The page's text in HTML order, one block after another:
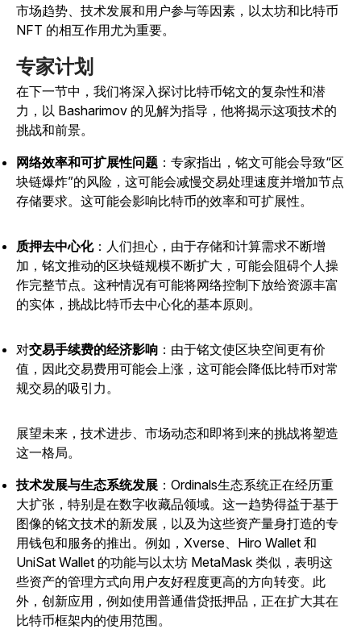
市场趋势、技术发展和用户参与等因素，以太坊和比特币
NFT 的相互作用尤为重要。
专家计划
在下一节中，我们将深入探讨比特币铭文的复杂性和潜
力，以 Basharimov 的见解为指导，他将揭示这项技术的
挑战和前景。
网络效率和可扩展性问题 ：专家指出，铭文可能会导致“区
块链爆炸”的风险，这可能会减慢交易处理速度并增加节点
存储要求。这可能会影响比特币的效率和可扩展性。
质押去中心化：人们担心，由于存储和计算需求不断增
加，铭文推动的区块链规模不断扩大，可能会阻碍个人操
作完整节点。这种情况有可能将网络控制下放给资源丰富
的实体，挑战比特币去中心化的基本原则。
对交易手续费的经济影响 ：由于铭文使区块空间更有价
值，因此交易费用可能会上涨，这可能会降低比特币对常
规交易的吸引力。
展望未来，技术进步、市场动态和即将到来的挑战将塑造
这一格局。
技术发展与生态系统发展 ：Ordinals生态系统正在经历重
大扩张，特别是在数字收藏品领域。这一趋势得益于基于
图像的铭文技术的新发展，以及为这些资产量身打造的专
用钱包和服务的推出。 例如，Xverse、Hiro Wallet 和
UniSat Wallet 的功能与以太坊 MetaMask 类似，表明这
些资产的管理方式向用户友好程度更高的方向转变。此
外，创新应用，例如使用普通借贷抵押品，正在扩大其在
比特币框架内的使用范围。